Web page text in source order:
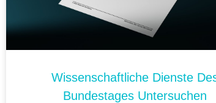
Wissenschaftliche Dienste
Bundestages Untersuchen